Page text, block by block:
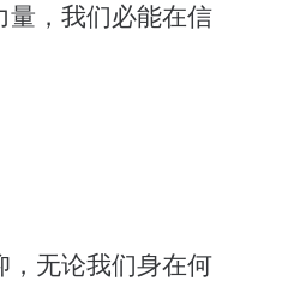
量，我们必能在信
，无论我们身在何